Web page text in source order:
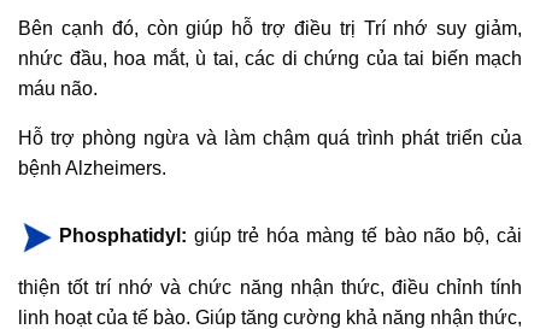
Bên cạnh đó, còn giúp hỗ trợ điều trị Trí nhớ suy giảm,
nhức đầu, hoa mắt, ù tai, các di chứng của tai biến mạch
máu não.
Hỗ trợ phòng ngừa và làm chậm quá trình phát triển của
bệnh Alzheimers.
Phosphatidyl: giúp trẻ hóa màng tế bào não bộ, cải
thiện tốt trí nhớ và chức năng nhận thức, điều chỉnh tính
linh hoạt của tế bào. Giúp tăng cường khả năng nhận thức,